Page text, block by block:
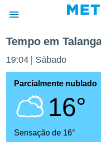
da
foi
fornecidas
a este
Tempo em
19:04 Sábado
Parcialmente nublado
16°
Sensação de 16°